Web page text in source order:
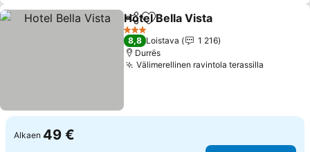
Jaa Lisää suosikkeihin
Hotel Bella Vista
3 Tähtiluokitus
8,8 Loistava
1 216
Durrës
Välimerellinen ravintola terassilla
Alkaen 49 €